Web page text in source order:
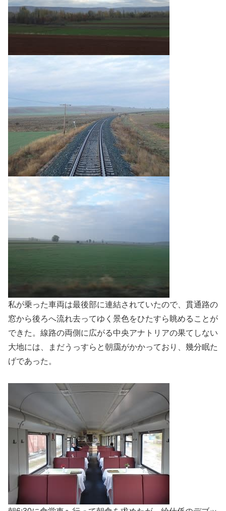
私が乗った車両は最後部に連結されていたので、貫通路の
窓から後ろへ流れ去ってゆく景色をひたすら眺めることが
できた。線路の両側に広がる中央アナトリアの果てしない
大地には、まだうっすらと朝靄がかかっており、幾分眠た
げであった。